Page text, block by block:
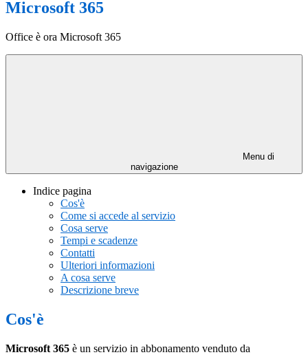
Microsoft 365
Office è ora Microsoft 365
Menu di
navigazione
Indice pagina
Cos'è
Come si accede al servizio
Cosa serve
Tempi e scadenze
Contatti
Ulteriori informazioni
A cosa serve
Descrizione breve
Cos'è
Microsoft 365 è un servizio in abbonamento venduto da